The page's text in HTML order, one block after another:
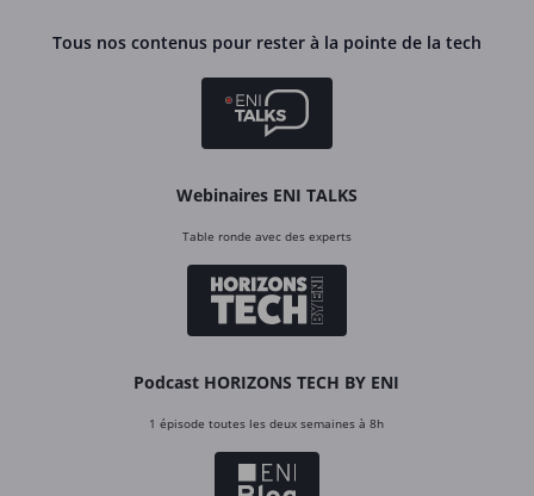
Tous nos contenus pour rester à la pointe de la tech
Webinaires ENI TALKS
Table ronde avec des experts
Podcast HORIZONS TECH BY ENI
1 épisode toutes les deux semaines à 8h